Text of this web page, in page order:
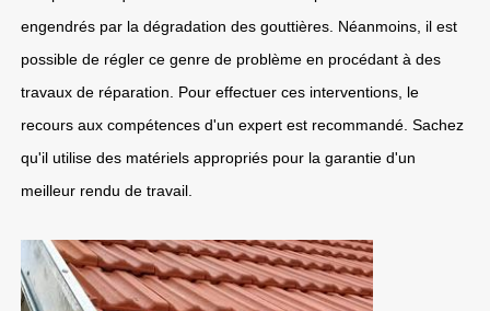
engendrés par la dégradation des gouttières. Néanmoins, il est
possible de régler ce genre de problème en procédant à des
travaux de réparation. Pour effectuer ces interventions, le
recours aux compétences d'un expert est recommandé. Sachez
qu'il utilise des matériels appropriés pour la garantie d'un
meilleur rendu de travail.